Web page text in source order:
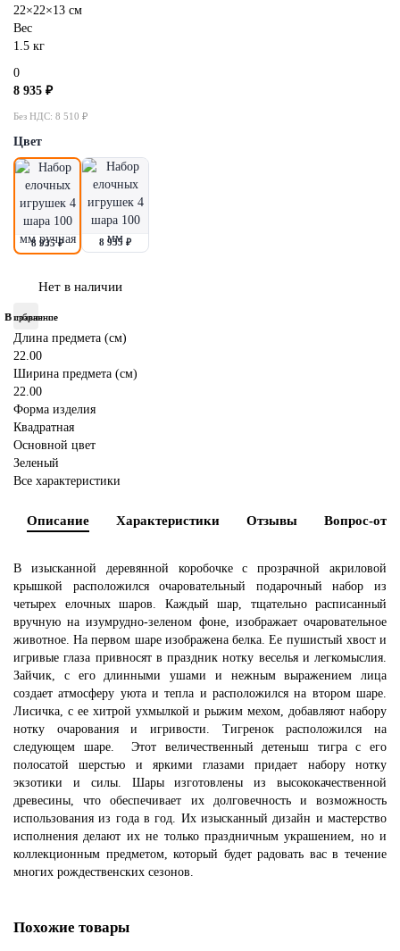
Для косметики, парфюмерии, ювелирки
Электроника и гаджеты
PR и маркетинг
Специальные изделия на заказ
Все категории (10)
Все категории (13)
Все категории (8)
Все категории (8)
22×22×13 см
Вес
1.5 кг
0
8 935 ₽
Без НДС: 8 510 ₽
Цвет
8 935 ₽ 8 935 ₽
Нет в наличии
В избранное
В сравнение
Длина предмета (см)
22.00
Ширина предмета (см)
22.00
Форма изделия
Квадратная
Основной цвет
Зеленый
Все характеристики
Описание Характеристики Отзывы Вопрос-
В изысканной деревянной коробочке с прозрачной акриловой
крышкой расположился очаровательный подарочный набор из
четырех елочных шаров. Каждый шар, тщательно расписанный
вручную на изумрудно-зеленом фоне, изображает очаровательное
животное.На первом шаре изображена белка. Ее пушистый хвост и
игривые глаза привносят в праздник нотку веселья и легкомыслия.
Зайчик, с его длинными ушами и нежным выражением лица
создает атмосферу уюта и тепла и расположился на втором шаре.
Лисичка, с ее хитрой ухмылкой и рыжим мехом, добавляют набору
нотку очарования и игривости. Тигренок расположился на
следующем шаре. Этот величественный детеныш тигра с его
полосатой шерстью и яркими глазами придает набору нотку
экзотики и силы. Шары изготовлены из высококачественной
древесины, что обеспечивает их долговечность и возможность
использования из года в год. Их изысканный дизайн и мастерство
исполнения делают их не только праздничным украшением, но и
коллекционным предметом, который будет радовать вас в течение
многих рождественских сезонов.
Похожие товары